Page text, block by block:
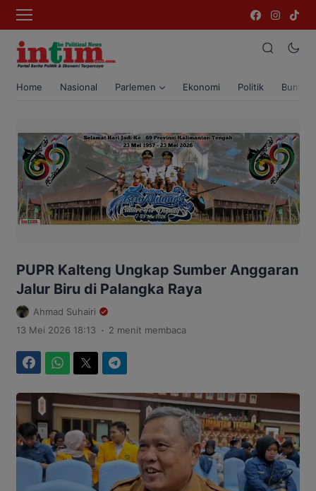
Home Nasional Parlemen Ekonomi Politik Bumi
PUPR Kalteng Ungkap Sumber Anggaran
Jalur Biru di Palangka Raya
Ahmad Suhairi
13 Mei 2026 18:13 . 2 menit membaca